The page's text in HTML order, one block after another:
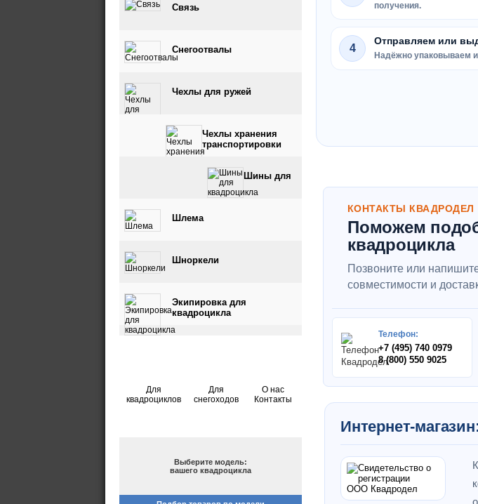
Связь
Снегоотвалы
Чехлы для ружей
Чехлы хранения
транспортировки
Шины для
Шлема
Шноркели
Экипировка для
квадроцикла
Для
квадроциклов
Для
снегоходов
О нас
Контакты
Выберите модель:
вашего квадроцикла
получения.
4
Отправляем или
Надёжно упаковываем
КОНТАКТЫ КВАДРОДЕЛ
Поможем
квадроцикла
Позвоните или
совместимости и
Телефон:
+7 (495) 740 0979
8 (800) 550 9025
Интернет-